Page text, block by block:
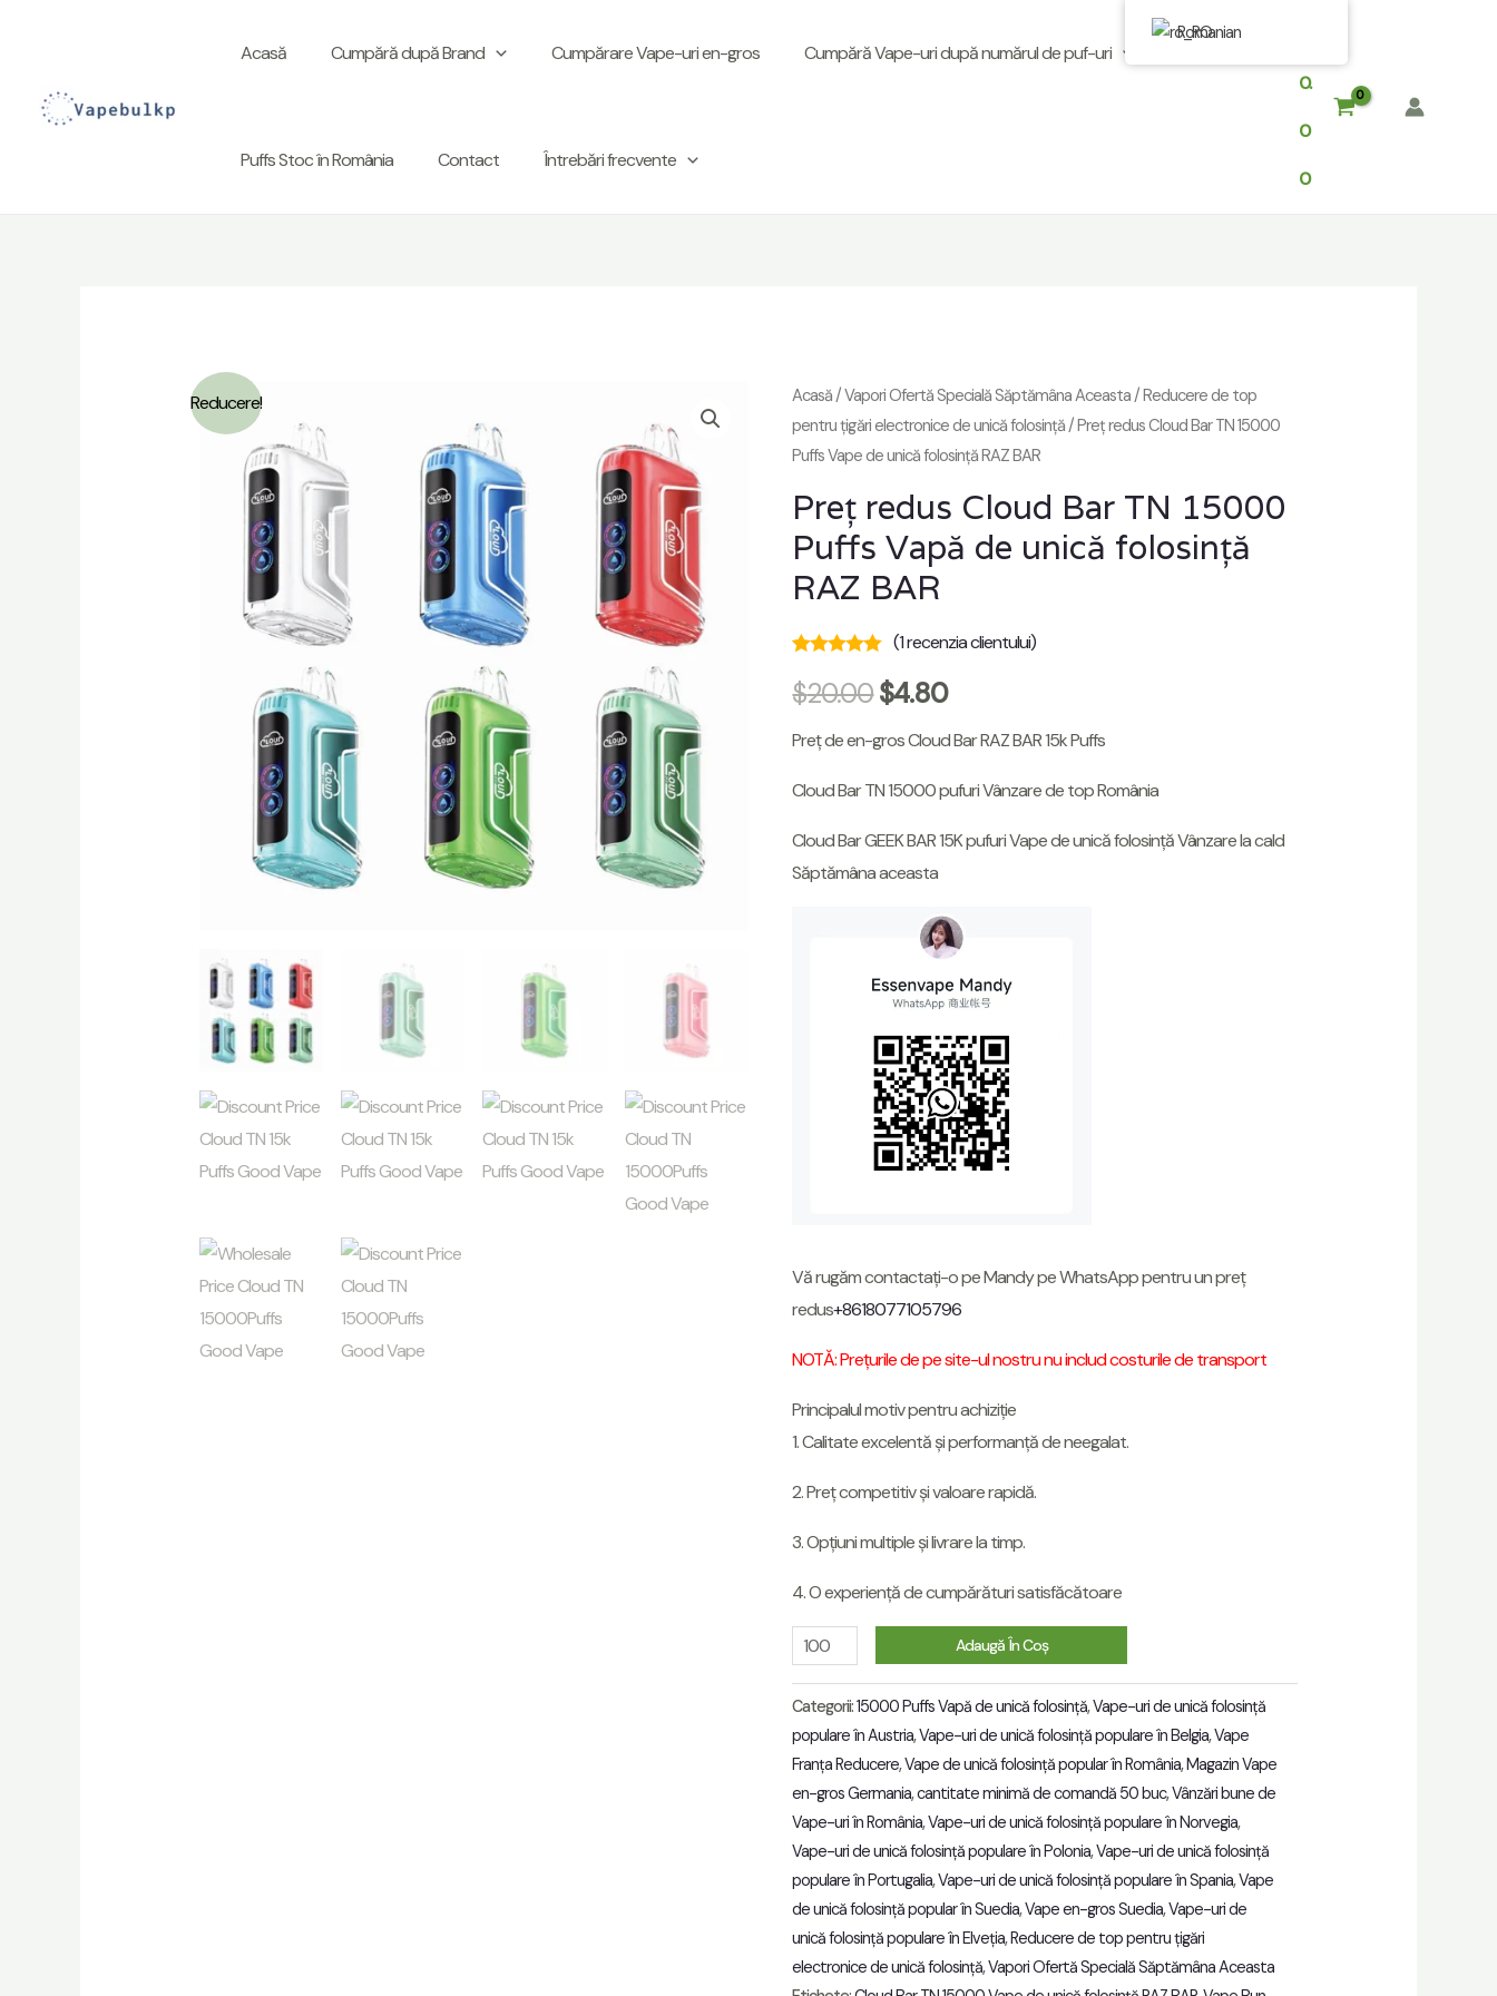
Acasă Cumpără după Brand Cumpărare Vape-uri en-gros Cumpără Vape-uri după numărul de puf-uri
Puffs Stoc în România Contact Întrebări frecvente
0.
0
0
Reducere! Acasă/Vapori Ofertă Specială Săptămâna Aceasta/Reducere de top
pentru țigări electronice de unică folosință/ Preț redus Cloud Bar TN 15000
Puffs Vape de unică folosință RAZ BAR
Preț redus Cloud Bar TN 15000
Puffs Vapă de unică folosință
RAZ BAR
din 5 pe baza a
evaluări ale
(1recenzia clientului)
$20.00$4.80
Preț de en-gros Cloud Bar RAZ BAR 15k Puffs
Cloud Bar TN 15000 pufuri Vânzare de top România
Cloud Bar GEEK BAR 15K pufuri Vape de unică folosință Vânzare la cald
Săptămâna aceasta
Vă rugăm contactați-o pe Mandy pe WhatsApp pentru un preț
redus+8618077105796
NOTĂ: Prețurile de pe site-ul nostru nu includ costurile de transport
Principalul motiv pentru achiziție
1. Calitate excelentă și performanță de neegalat.
2. Preț competitiv și valoare rapidă.
3. Opțiuni multiple și livrare la timp.
4. O experiență de cumpărături satisfăcătoare
Discount
Cloud
Bar
TN
15000
Puffs
Disposable
Vape
RAZ
BAR
Adaugă În Coș
Categorii:15000 Puffs Vapă de unică folosință,Vape-uri de unică folosință
populare în Austria,Vape-uri de unică folosință populare în Belgia,Vape
Franța Reducere,Vape de unică folosință popular în România,Magazin Vape
en-gros Germania,cantitate minimă de comandă 50 buc,Vânzări bune de
Vape-uri în România,Vape-uri de unică folosință populare în Norvegia,
Vape-uri de unică folosință populare în Polonia,Vape-uri de unică folosință
populare în Portugalia,Vape-uri de unică folosință populare în Spania,Vape
de unică folosință popular în Suedia,Vape en-gros Suedia,Vape-uri de
unică folosință populare în Elveția,Reducere de top pentru țigări
electronice de unică folosință,Vapori Ofertă Specială Săptămâna Aceasta
Romanian